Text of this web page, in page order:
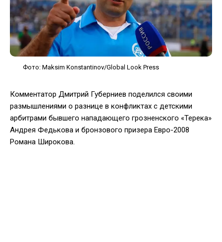
Фото: Maksim Konstantinov/Global Look Press
Комментатор Дмитрий Губерниев поделился своими
размышлениями о разнице в конфликтах с детскими
арбитрами бывшего нападающего грозненского «Терека»
Андрея Федькова и бронзового призера Евро-2008
Романа Широкова.